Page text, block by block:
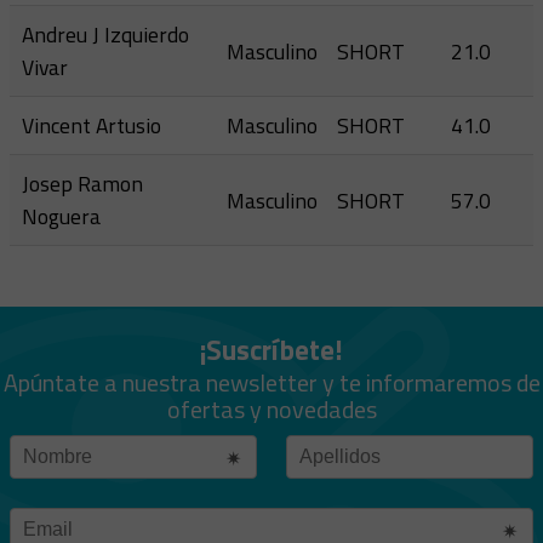
Andreu J Izquierdo
Vivar
Masculino SHORT 21.0
Vincent Artusio Masculino SHORT
41.0
Josep Ramon
Noguera
Masculino SHORT 57.0
¡Suscríbete!
Apúntate a nuestra newsletter y te informaremos de
ofertas y novedades